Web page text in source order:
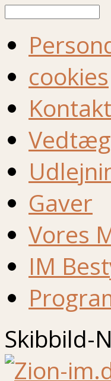
cookies
Gaver
Vores
IM
Skibbild-